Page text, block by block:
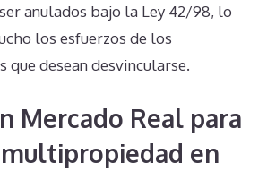
anulados bajo la Ley 42/98, lo
los esfuerzos de los
desean desvincularse.
Mercado Real para
en